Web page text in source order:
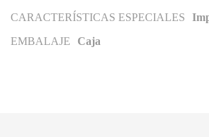
CARACTERÍSTICAS ESPECIALES
EMBALAJE
Caja